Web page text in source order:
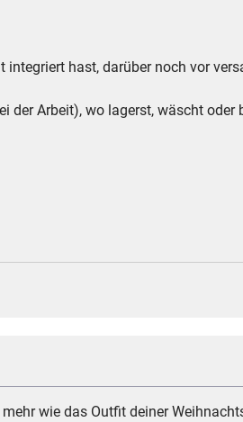
integriert hast, darüber noch vor
der Arbeit), wo lagerst, wäscht
wie das Outfit deiner